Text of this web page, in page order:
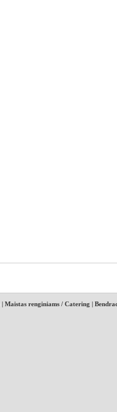
| Maistas renginiams / Catering |